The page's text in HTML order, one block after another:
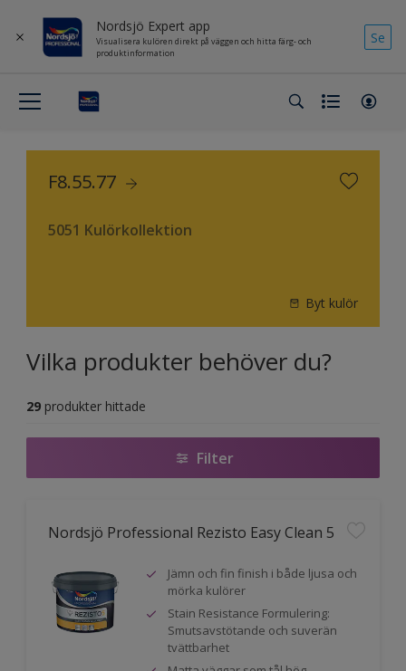
Nordsjö Expert app
Visualisera kulören direkt på väggen och hitta färg- och
produktinformation
Se
F8.55.77
5051 Kulörkollektion
Byt kulör
Vilka produkter behöver du?
29 produkter hittade
Filter
Nordsjö Professional Rezisto Easy Clean 5
Jämn och fin finish i både ljusa och
mörka kulörer
Stain Resistance Formulering:
Smutsavstötande och suverän
tvättbarhet